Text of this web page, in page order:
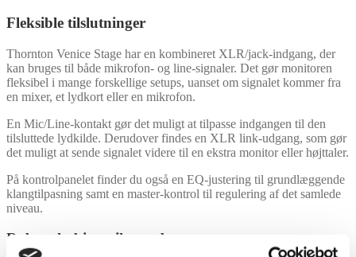
Fleksible tilslutninger
Thornton Venice Stage har en kombineret XLR/jack-indgang, der
kan bruges til både mikrofon- og line-signaler. Det gør monitoren
fleksibel i mange forskellige setups, uanset om signalet kommer fra
en mixer, et lydkort eller en mikrofon.
En Mic/Line-kontakt gør det muligt at tilpasse indgangen til den
tilsluttede lydkilde. Derudover findes en XLR link-udgang, som gør
det muligt at sende signalet videre til en ekstra monitor eller højttaler.
På kontrolpanelet finder du også en EQ-justering til grundlæggende
klangtilpasning samt en master-kontrol til regulering af det samlede
niveau.
Robust kabinet til scenebrug